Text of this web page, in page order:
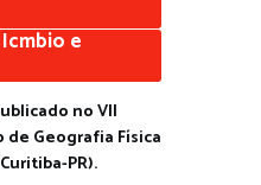
e
no VII
Geografia Física
PR).